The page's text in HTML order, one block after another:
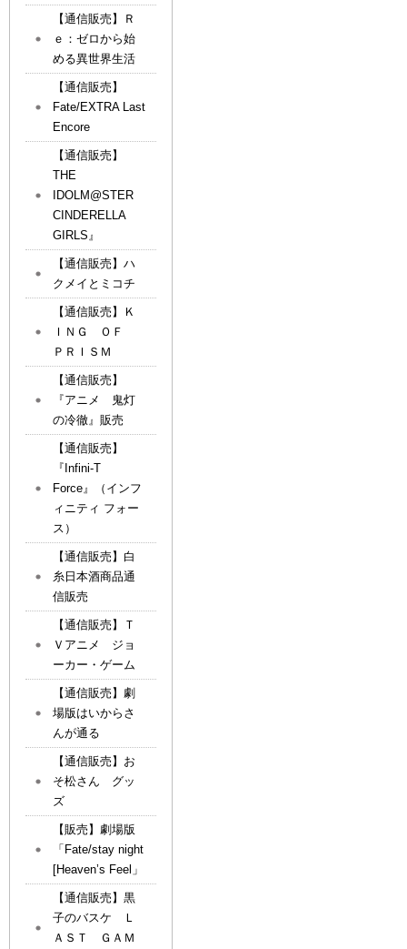
【通信販売】Ｒ
ｅ：ゼロから始
める異世界生活
【通信販売】
Fate/EXTRA Last
Encore
【通信販売】
THE
IDOLM@STER
CINDERELLA
GIRLS』
【通信販売】ハ
クメイとミコチ
【通信販売】Ｋ
ＩＮＧ ＯＦ
ＰＲＩＳＭ
【通信販売】
『アニメ 鬼灯
の冷徹』販売
【通信販売】
『Infini-T
Force』（インフ
ィニティ フォー
ス）
【通信販売】白
糸日本酒商品通
信販売
【通信販売】Ｔ
Ｖアニメ ジョ
ーカー・ゲーム
【通信販売】劇
場版はいからさ
んが通る
【通信販売】お
そ松さん グッ
ズ
【販売】劇場版
「Fate/stay night
[Heaven’s Feel」
【通信販売】黒
子のバスケ Ｌ
ＡＳＴ ＧＡＭ